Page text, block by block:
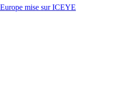
mise sur ICEYE